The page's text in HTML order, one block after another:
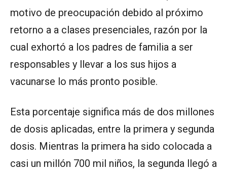
motivo de preocupación debido al próximo
retorno a a clases presenciales, razón por la
cual exhortó a los padres de familia a ser
responsables y llevar a los sus hijos a
vacunarse lo más pronto posible.
Esta porcentaje significa más de dos millones
de dosis aplicadas, entre la primera y segunda
dosis. Mientras la primera ha sido colocada a
casi un millón 700 mil niños, la segunda llegó a